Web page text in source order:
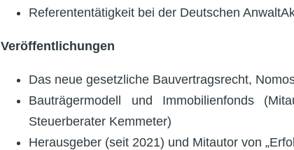
Referententätigkeit bei der Deutschen
Veröffentlichungen
Das neue gesetzliche Bauvertragsrecht,
Bauträgermodell und Immobilienfonds
Steuerberater Kemmeter)
Herausgeber (seit 2021) und Mitautor von